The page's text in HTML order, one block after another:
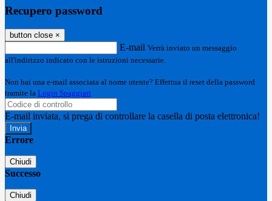
Recupero password
button close ×
E-mail Verrà inviato un messaggio
all'indirizzo indicato con le istruzioni necessarie.
Non hai una e-mail associata al nome utente? Effettua il reset della password
tramite la Login Spaggiari
E-mail inviata, si prega di controllare la casella di posta elettronica!
Errore
Chiudi
Successo
Chiudi